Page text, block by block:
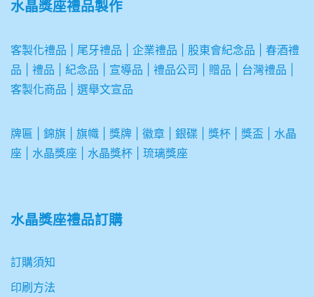
水晶獎座禮品製作
客製化禮品 尾牙禮品 企業禮品 股東會紀念品
春酒禮
品
禮品 紀念品 宣導品 禮品公司 贈品 台灣禮品
客製化商品
選舉文宣品
牌匾 錦旗 旗幟 獎牌 徽章 銀碟 獎杯 獎盃
水晶
座
水晶獎座 水晶獎杯 琉璃獎座
水晶獎座禮品訂購
訂購須知
印刷方法